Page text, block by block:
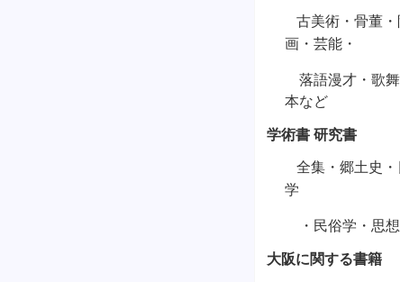
古美術・骨董
画・芸能・
落語漫才・歌舞
本など
学術書 研究書
全集・郷土史
学
・民俗学・思
大阪に関する書籍